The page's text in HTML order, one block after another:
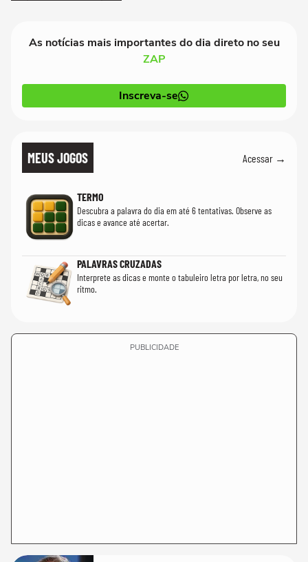
As notícias mais importantes do dia direto no seu
ZAP
Inscreva-se
MEUS JOGOS Acessar →
TERMO
Descubra a palavra do dia em até 6 tentativas. Observe as
dicas e avance até acertar.
PALAVRAS CRUZADAS
Interprete as dicas e monte o tabuleiro letra por letra, no seu
ritmo.
PUBLICIDADE